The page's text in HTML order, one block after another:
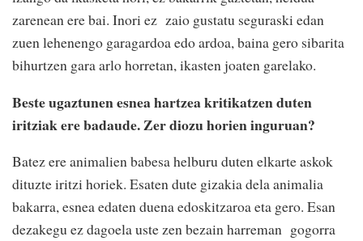
zarenean ere bai. Inori ez zaio gustatu seguraski edan
zuen lehenengo garagardoa edo ardoa, baina gero sibarita
bihurtzen gara arlo horretan, ikasten joaten garelako.
Beste ugaztunen esnea hartzea kritikatzen duten
iritziak ere badaude. Zer diozu horien inguruan?
Batez ere animalien babesa helburu duten elkarte askok
dituzte iritzi horiek. Esaten dute gizakia dela animalia
bakarra, esnea edaten duena edoskitzaroa eta gero. Esan
dezakegu ez dagoela uste zen bezain harreman gogorra